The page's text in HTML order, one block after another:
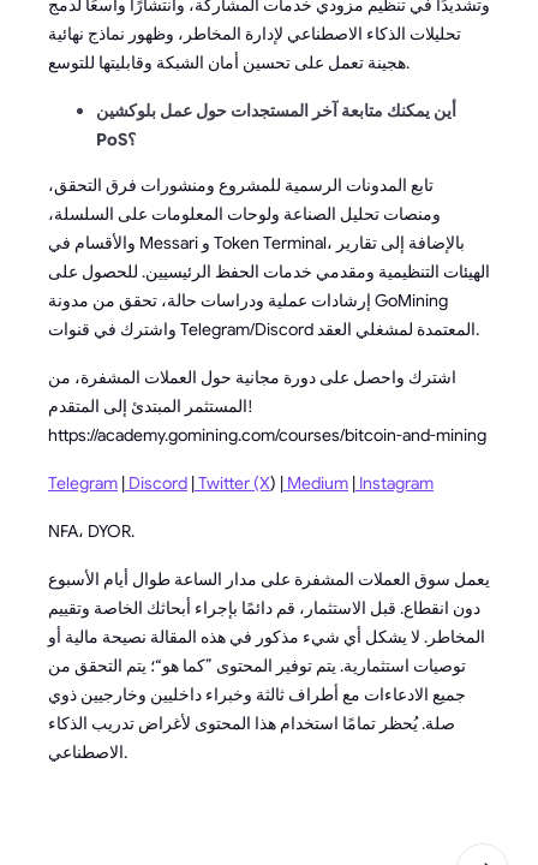
وتشديدًا في تنظيم مزودي خدمات المشاركة، وانتشارًا واسعًا لدمج
تحليلات الذكاء الاصطناعي لإدارة المخاطر، وظهور نماذج نهائية
هجينة تعمل على تحسين أمان الشبكة وقابليتها للتوسع.
أين يمكنك متابعة آخر المستجدات حول عمل بلوكشين
PoS؟
تابع المدونات الرسمية للمشروع ومنشورات فرق التحقق،
ومنصات تحليل الصناعة ولوحات المعلومات على السلسلة،
والأقسام في Messari و Token Terminal، بالإضافة إلى تقارير
الهيئات التنظيمية ومقدمي خدمات الحفظ الرئيسيين. للحصول على
إرشادات عملية ودراسات حالة، تحقق من مدونة GoMining
واشترك في قنوات Telegram/Discord المعتمدة لمشغلي العقد.
اشترك واحصل على دورة مجانية حول العملات المشفرة، من
المستثمر المبتدئ إلى المتقدم!
https://academy.gomining.com/courses/bitcoin-and-mining
Telegram Discord Twitter (X) | Medium Instagram
NFA، DYOR.
يعمل سوق العملات المشفرة على مدار الساعة طوال أيام الأسبوع
دون انقطاع. قبل الاستثمار، قم دائمًا بإجراء أبحاثك الخاصة وتقييم
المخاطر. لا يشكل أي شيء مذكور في هذه المقالة نصيحة مالية أو
توصيات استثمارية. يتم توفير المحتوى ”كما هو“؛ يتم التحقق من
جميع الادعاءات مع أطراف ثالثة وخبراء داخليين وخارجيين ذوي
صلة. يُحظر تمامًا استخدام هذا المحتوى لأغراض تدريب الذكاء
الاصطناعي.